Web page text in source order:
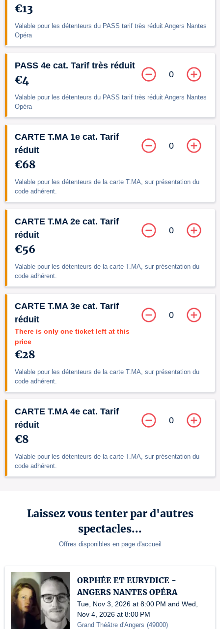
€13
Valable pour les détenteurs du PASS tarif très réduit Angers Nantes
Opéra
PASS 4e cat. Tarif très réduit
€4
Valable pour les détenteurs du PASS tarif très réduit Angers Nantes
Opéra
0
CARTE T.MA 1e cat. Tarif
réduit
€68
Valable pour les détenteurs de la carte T.MA, sur présentation du
code adhérent.
0
CARTE T.MA 2e cat. Tarif
réduit
€56
Valable pour les détenteurs de la carte T.MA, sur présentation du
code adhérent.
0
CARTE T.MA 3e cat. Tarif
réduit
There is only one ticket left at this
price
€28
Valable pour les détenteurs de la carte T.MA, sur présentation du
code adhérent.
0
CARTE T.MA 4e cat. Tarif
réduit
€8
Valable pour les détenteurs de la carte T.MA, sur présentation du
code adhérent.
0
Laissez vous tenter par d'autres
spectacles...
Offres disponibles en page d'accueil
ORPHÉE ET EURYDICE -
ANGERS NANTES OPÉRA
Tue, Nov 3, 2026 at 8:00 PM and Wed,
Nov 4, 2026 at 8:00 PM
Grand Théâtre d'Angers (49000)